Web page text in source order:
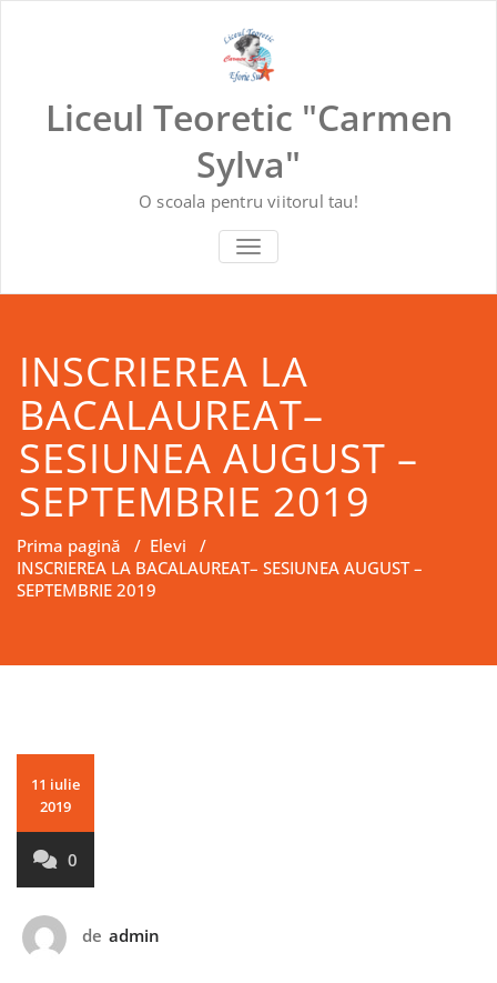
Liceul Teoretic "Carmen
Sylva"
O scoala pentru viitorul tau!
COMUTĂ NAVIGAREA
INSCRIEREA LA
BACALAUREAT–
SESIUNEA AUGUST –
SEPTEMBRIE 2019
Prima pagină / Elevi /
INSCRIEREA LA BACALAUREAT– SESIUNEA AUGUST –
SEPTEMBRIE 2019
11 iulie
2019
0
de admin